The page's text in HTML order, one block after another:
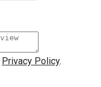
Privacy Policy.